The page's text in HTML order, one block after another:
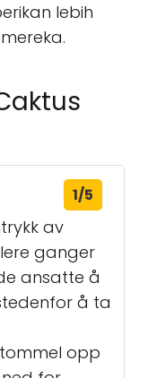
lebih
1/5
av
ganger
ansatte å
å ta
opp